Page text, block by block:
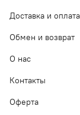
Доставка и оплата
Обмен и возврат
О нас
Контакты
Оферта